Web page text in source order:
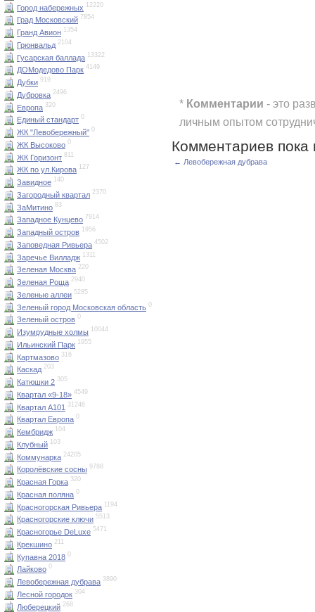
Город набережных 12220
Град Московский 7854
Гранд Авион 1354
Грюнвальд 2104
Гусарская баллада 13322
ДОМодедово Парк 4149
Дубки 919
Дубровка 2496
Европа 320
Единый стандарт 0
ЖК "Левобережный" 0
ЖК Высоково 0
ЖК Горизонт 811
ЖК по ул.Кирова 127
Завидное 140
Загородный квартал 2370
ЗаМитино 83
Западное Кунцево 7914
Западный остров 1956
Заповедная Ривьера 4502
Заречье Вилладж 1311
Зеленая Москва 220
Зеленая Роща 2940
Зеленые аллеи 5285
Зеленый город Московская область 0
Зеленый остров 0
Изумрудные холмы 10044
Ильинский Парк 1955
Картмазово 316
Каскад 203
Катюшки 2 305
Квартал «9-18» 4549
Квартал А101 31246
Квартал Европа 0
Кембридж 104
Клубный 103
Коммунарка 24205
Королёвские сосны 9788
Красная Горка 320
Красная поляна 0
Красногорская Ривьера 1194
Красногорские ключи 5513
Красногорье DeLuxe 5471
Крекшино 211
Купавна 2018 0
Лайково 0
Левобережная дубрава 3890
Лесной городок 304
Люберецкий 268
* Комментарии - это
личным опытом
Комментариев пока
← Левобережная дубрава